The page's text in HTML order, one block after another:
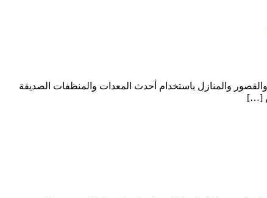
والمنازل باستخدام أحدث المعدات والمنظفات الصديقة
[…]